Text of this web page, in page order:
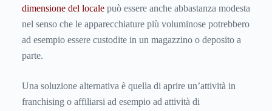
dimensione del locale può essere anche abbastanza modesta
nel senso che le apparecchiature più voluminose potrebbero
ad esempio essere custodite in un magazzino o deposito a
parte.
Una soluzione alternativa è quella di aprire un’attività in
franchising o affiliarsi ad esempio ad attività di